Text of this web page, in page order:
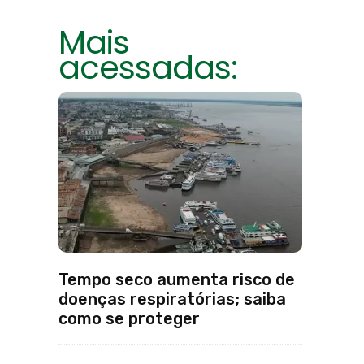
Mais
acessadas:
Tempo seco aumenta risco de
doenças respiratórias; saiba
como se proteger